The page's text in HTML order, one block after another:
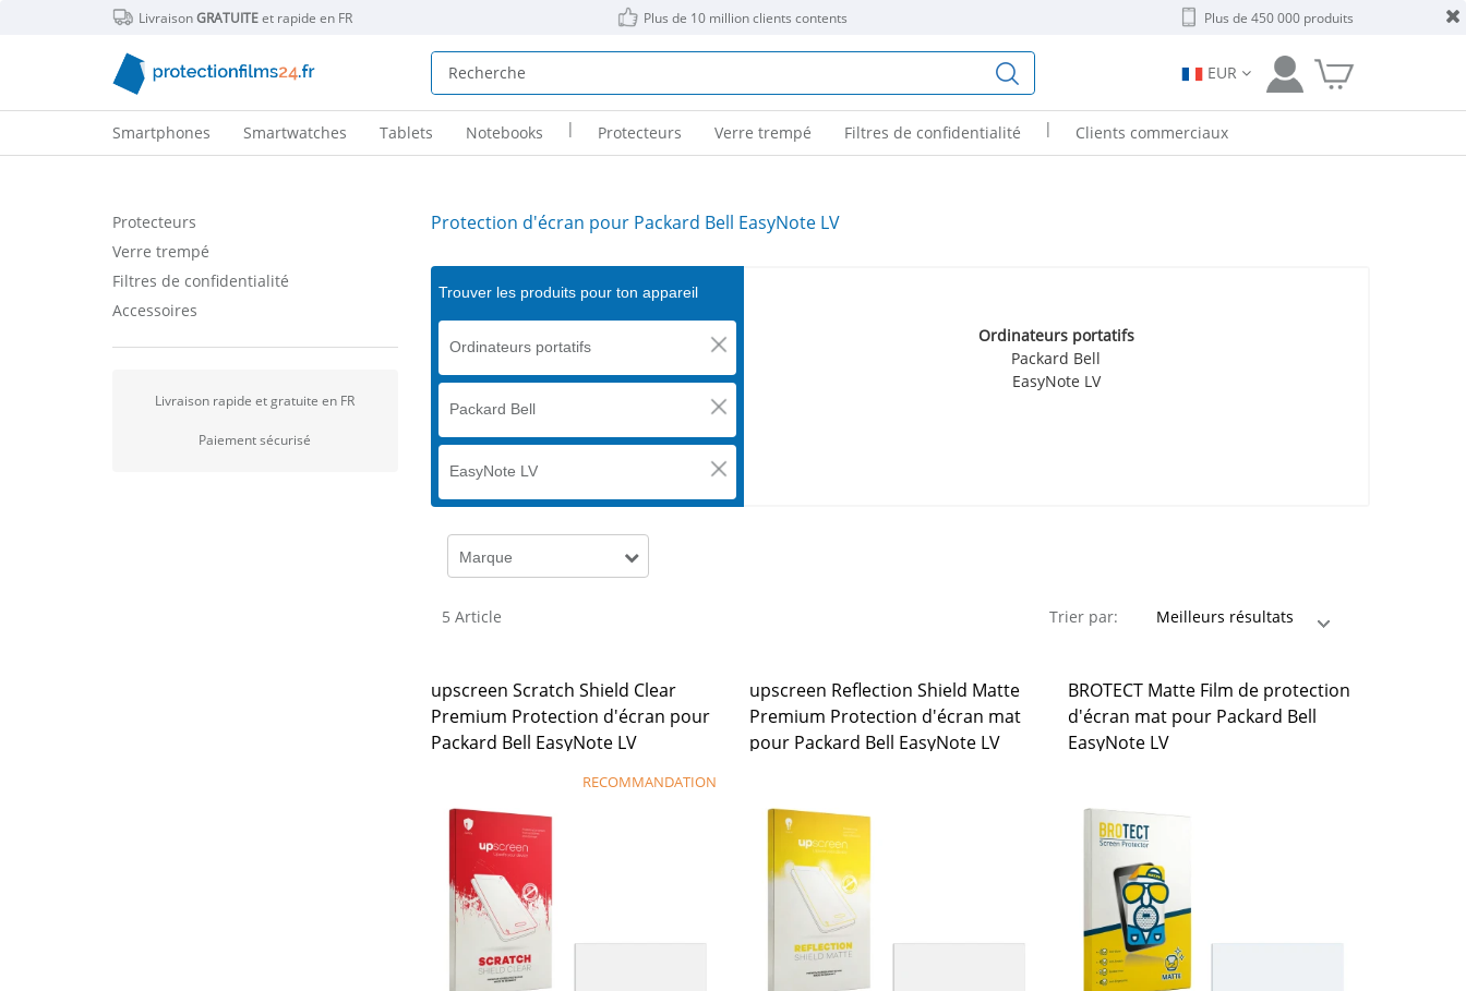
LivraisonGRATUITEet rapide en FR Plus de 10 million clients contents Plus de 450 000 produits
EUR
Smartphones Smartwatches Tablets Notebooks | Protecteurs Verre trempé Filtres de confidentialité | Clients commerciaux
Protecteurs
Verre trempé
Filtres de confidentialité
Accessoires
Livraison rapide et gratuite en FR
Paiement sécurisé
Protection d'écran pour Packard Bell EasyNote LV
Trouver les produits pour ton appareil
Ordinateurs portatifs
Packard Bell
EasyNote LV
Ordinateurs portatifs
Packard Bell
EasyNote LV
Marque
5 Article Trier par:
upscreen Scratch Shield Clear
Premium Protection d'écran pour
Packard Bell EasyNote LV
RECOMMANDATION
upscreen Reflection Shield Matte
Premium Protection d'écran mat
pour Packard Bell EasyNote LV
BROTECT Matte Film de protection
d'écran mat pour Packard Bell
EasyNote LV